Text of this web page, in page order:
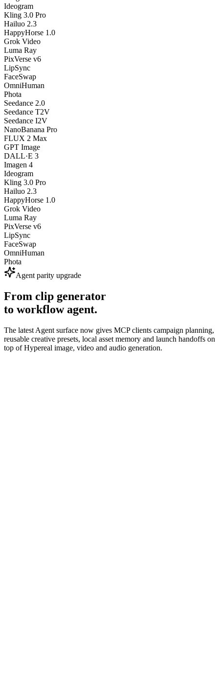
Ideogram
Kling 3.0 Pro
Hailuo 2.3
HappyHorse 1.0
Grok Video
Luma Ray
PixVerse v6
LipSync
FaceSwap
OmniHuman
Phota
Seedance 2.0
Seedance T2V
Seedance I2V
NanoBanana Pro
FLUX 2 Max
GPT Image
DALL·E 3
Imagen 4
Ideogram
Kling 3.0 Pro
Hailuo 2.3
HappyHorse 1.0
Grok Video
Luma Ray
PixVerse v6
LipSync
FaceSwap
OmniHuman
Phota
Agent parity upgrade
From clip generator
to workflow agent.
The latest Agent surface now gives MCP clients campaign planning,
reusable creative presets, local asset memory and launch handoffs on
top of Hypereal image, video and audio generation.